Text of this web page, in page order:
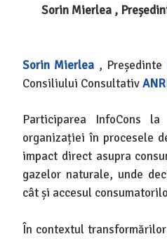
Sorin Mierlea ,
Sorin Mierlea , Președinte
Consiliului Consultativ
Participarea InfoCons
organizației în procesele
impact direct asupra
gazelor naturale, unde
cât și accesul
În contextul